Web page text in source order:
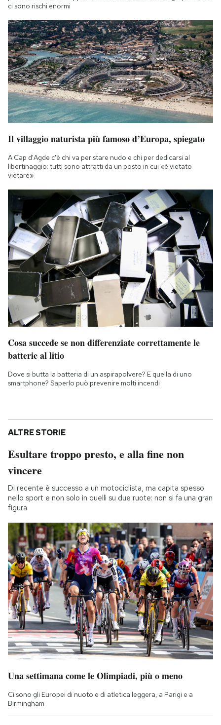
ci sono rischi enormi
Il villaggio naturista più famoso d’Europa, spiegato
A Cap d'Agde c'è chi va per stare nudo e chi per dedicarsi al
libertinaggio: tutti sono attratti da un posto in cui «è vietato
vietare»
Cosa succede se non differenziate correttamente le
batterie al litio
Dove si butta la batteria di un aspirapolvere? E quella di uno
smartphone? Saperlo può prevenire molti incendi
ALTRE STORIE
Esultare troppo presto, e alla fine non
vincere
Di recente è successo a un motociclista, ma capita spesso
nello sport e non solo in quelli su due ruote: non si fa una gran
figura
Una settimana come le Olimpiadi, più o meno
Ci sono gli Europei di nuoto e di atletica leggera, a Parigi e a
Birmingham